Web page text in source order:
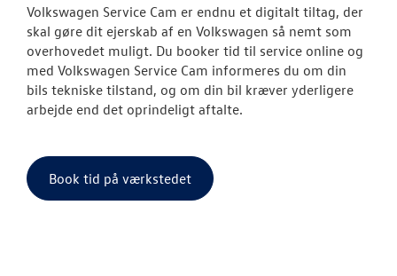
Autoriseret
SKADECENTER
Volkswagen Service Cam er endnu et digitalt tiltag, der
skal gøre dit ejerskab af en Volkswagen så nemt som
overhovedet muligt. Du booker tid til service online og
med Volkswagen Service Cam informeres du om din
bils tekniske tilstand, og om din bil kræver yderligere
arbejde end det oprindeligt aftalte.
Book tid på værkstedet